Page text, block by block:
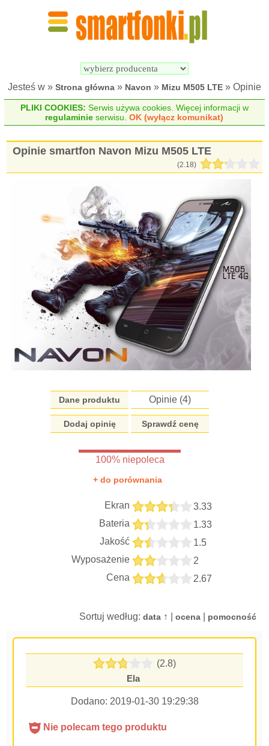
Jesteś w » Strona główna » Navon » Mizu M505 LTE » Opinie
PLIKI COOKIES: Serwis używa cookies. Więcej informacji w
regulaminie serwisu.OK (wyłącz komunikat)
Opinie smartfon Navon Mizu M505 LTE
(2.18)
Dane produktu Opinie (4)
Dodaj opinię Sprawdź cenę
100% niepoleca
+ do porównania
Ekran
3.33
Bateria
1.33
Jakość
1.5
Wyposażenie
2
Cena
2.67
Sortuj według: data↑ | ocena| pomocność
(2.8)
Ela
Dodano: 2019-01-30 19:29:38
Nie polecam tego produktu